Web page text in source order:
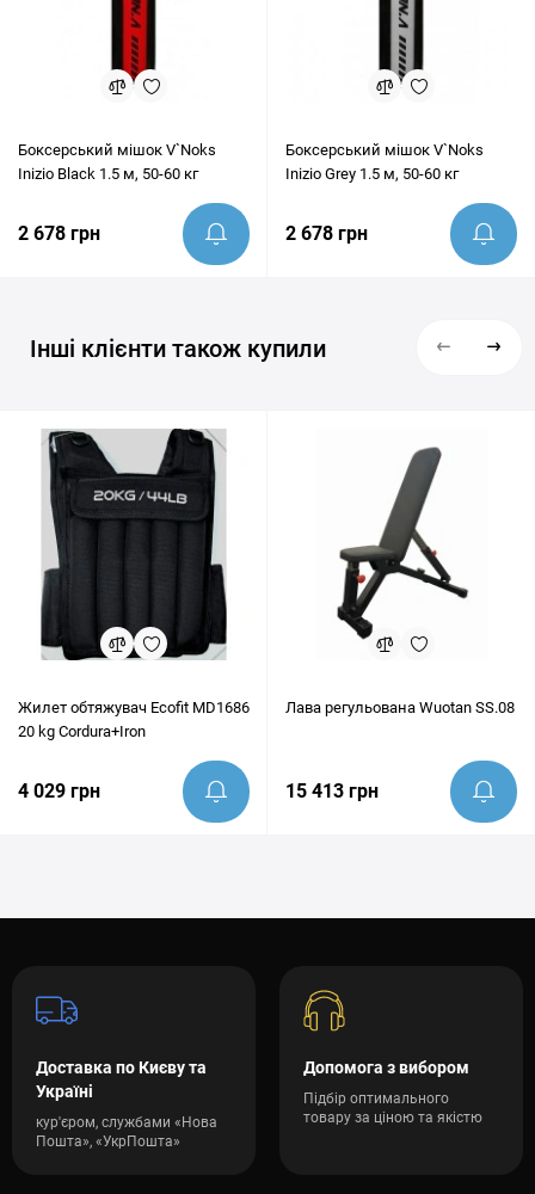
Боксерський мішок V`Noks
Inizio Black 1.5 м, 50-60 кг
2 678 грн
Боксерський мішок V`Noks
Inizio Grey 1.5 м, 50-60 кг
2 678 грн
Інші клієнти також купили
Жилет обтяжувач Ecofit MD1686
20 kg Cordura+Iron
4 029 грн
Лава регульована Wuotan SS.08
15 413 грн
Доставка по Києву та
Україні
кур'єром, службами «Нова
Пошта», «УкрПошта»
Допомога з вибором
Підбір оптимального
товару за ціною та якістю